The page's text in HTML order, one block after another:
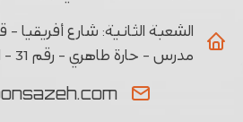
الشعبة الثانیة: شارع أفريقيا -
مدرس - حارة طاهري - رقم 31 - الوحدة 2